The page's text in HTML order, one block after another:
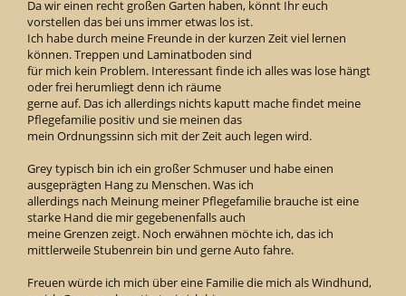
Da wir einen recht großen Garten haben, könnt Ihr euch
vorstellen das bei uns immer etwas los ist.
Ich habe durch meine Freunde in der kurzen Zeit viel lernen
können. Treppen und Laminatboden sind
für mich kein Problem. Interessant finde ich alles was lose hängt
oder frei herumliegt denn ich räume
gerne auf. Das ich allerdings nichts kaputt mache findet meine
Pflegefamilie positiv und sie meinen das
mein Ordnungssinn sich mit der Zeit auch legen wird.
Grey typisch bin ich ein großer Schmuser und habe einen
ausgeprägten Hang zu Menschen. Was ich
allerdings nach Meinung meiner Pflegefamilie brauche ist eine
starke Hand die mir gegebenenfalls auch
meine Grenzen zeigt. Noch erwähnen möchte ich, das ich
mittlerweile Stubenrein bin und gerne Auto fahre.
Freuen würde ich mich über eine Familie die mich als Windhund,